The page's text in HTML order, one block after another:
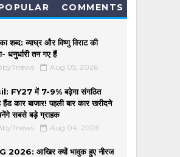
COMMENTS
शब्द: व्याघ्र और विष्णु विराट की
धनुर्धारी तन गए हैं
Aug 05, 2026
FY27 में 7-9% बढ़ेगा संगठित
कार बाजार! पहली बार कार खरीदने
सबसे बड़े ग्राहक
Aug 04, 2026
2026: आखिर क्यों भावुक हुए नीरज